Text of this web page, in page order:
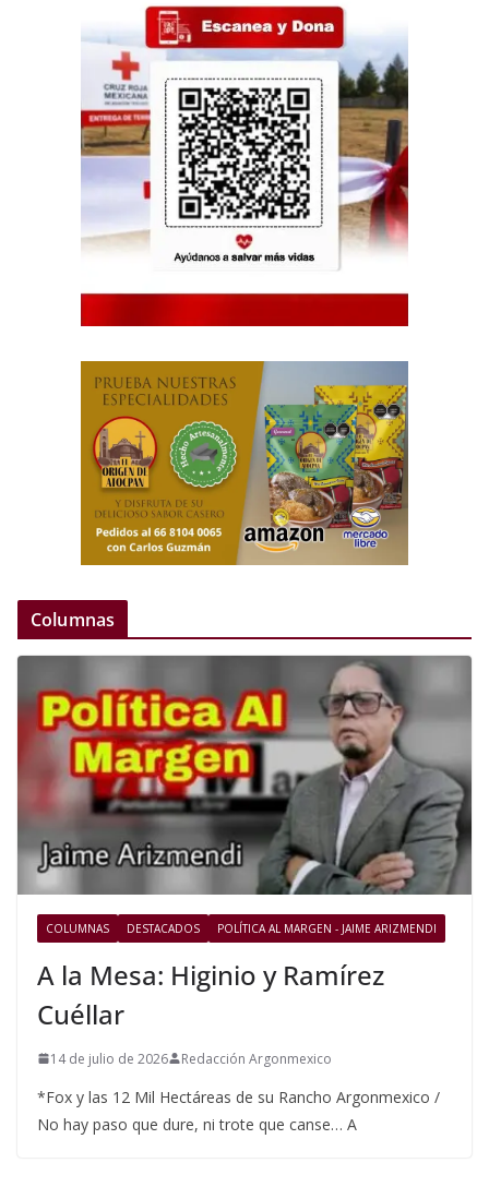
Columnas
COLUMNAS DESTACADOS POLÍTICA AL MARGEN - JAIME ARIZMENDI
A la Mesa: Higinio y Ramírez
Cuéllar
14 de julio de 2026 Redacción Argonmexico
*Fox y las 12 Mil Hectáreas de su Rancho Argonmexico /
No hay paso que dure, ni trote que canse… A